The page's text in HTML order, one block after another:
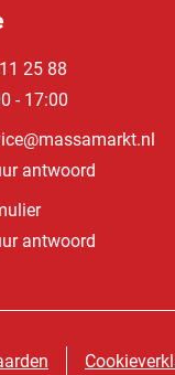
25 88
- 17:00
antwoord
antwoord